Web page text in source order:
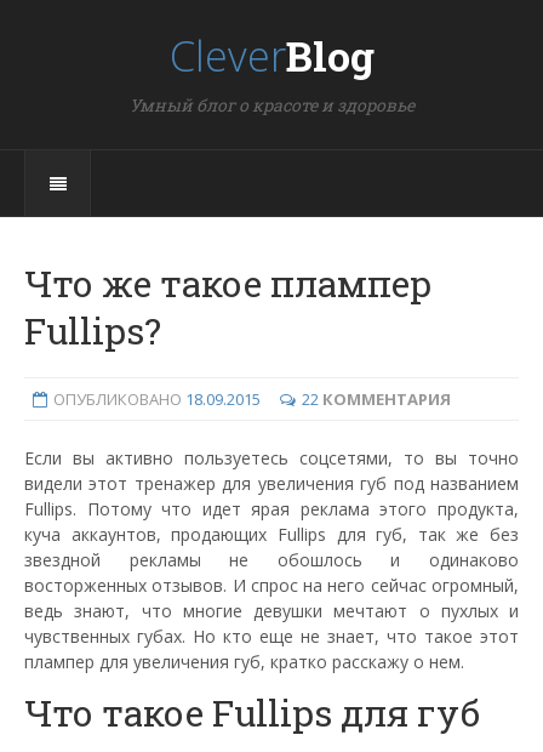
CleverBlog
Умный блог о красоте и здоровье
Что же такое плампер
Fullips?
ОПУБЛИКОВАНО 18.09.2015 22 КОММЕНТАРИЯ
Если вы активно пользуетесь соцсетями, то вы точно
видели этот тренажер для увеличения губ под названием
Fullips. Потому что идет ярая реклама этого продукта,
куча аккаунтов, продающих Fullips для губ, так же без
звездной рекламы не обошлось и одинаково
восторженных отзывов. И спрос на него сейчас огромный,
ведь знают, что многие девушки мечтают о пухлых и
чувственных губах. Но кто еще не знает, что такое этот
плампер для увеличения губ, кратко расскажу о нем.
Что такое Fullips для губ